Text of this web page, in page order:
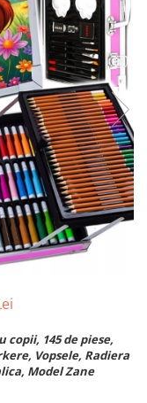
copii, 145 de piese,
Vopsele, Radiera
Model Zane